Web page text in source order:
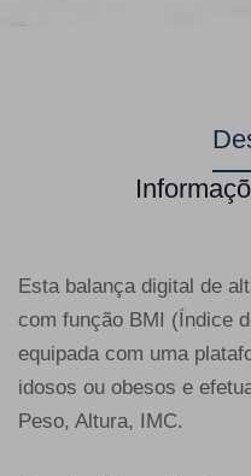
Esta balança digital de
com função BMI (Índice
equipada com uma
idosos ou obesos e
Peso, Altura, IMC.